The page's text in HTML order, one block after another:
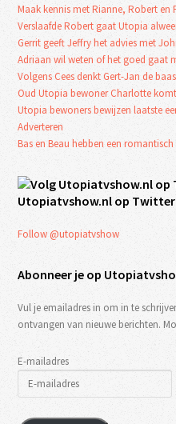
Maak kennis met Rianne, Robert en
Verslaafde Robert gaat Utopia
Gerrit geeft Jeffry het advies met
Adriaan wil weten of het goed gaat
Volgens Cees denkt Gert-Jan de
Oud Utopia bewoner Charlotte
Utopia bewoners bewijzen laatste
Adverteren
Bas en Beau hebben een
Utopiatvshow.nl op Twitter
Follow @utopiatvshow
Abonneer je op
Vul je emailadres in om in te
ontvangen van nieuwe berichten.
E-mailadres